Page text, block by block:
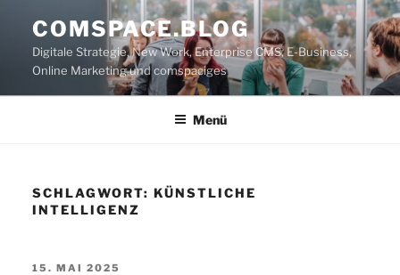
Inhalt
springen
COMSPACE.BLOG
Digitale Strategie, New Work, Enterprise CMS, E-Business,
Online Marketing und comspaciges
Menü
SCHLAGWORT: KÜNSTLICHE
INTELLIGENZ
VERÖFFENTLICHT
15. MAI 2025